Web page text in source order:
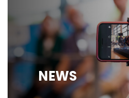
NEWS